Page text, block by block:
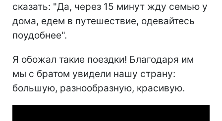
сказать: "Да, через 15 минут жду семью у
дома, едем в путешествие, одевайтесь
поудобнее".
Я обожал такие поездки! Благодаря им
мы с братом увидели нашу страну:
большую, разнообразную, красивую.